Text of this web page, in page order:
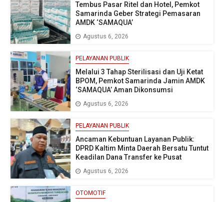
Tembus Pasar Ritel dan Hotel, Pemkot
Samarinda Geber Strategi Pemasaran
AMDK ‘SAMAQUA’
Agustus 6, 2026
PELAYANAN PUBLIK
Melalui 3 Tahap Sterilisasi dan Uji Ketat
BPOM, Pemkot Samarinda Jamin AMDK
‘SAMAQUA’ Aman Dikonsumsi
Agustus 6, 2026
PELAYANAN PUBLIK
Ancaman Kebuntuan Layanan Publik:
DPRD Kaltim Minta Daerah Bersatu Tuntut
Keadilan Dana Transfer ke Pusat
Agustus 6, 2026
OTOMOTIF